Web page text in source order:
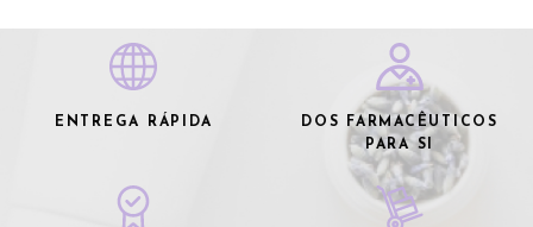
ENTREGA RÁPIDA
DOS FARMACÊUTICOS
PARA SI